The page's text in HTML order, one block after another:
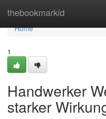
thebookmarkid
Home
Home
1
Handwerker
starker